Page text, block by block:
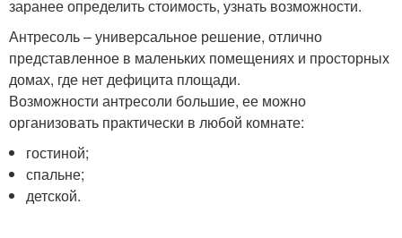
заранее определить стоимость, узнать возможности.
Антресоль – универсальное решение, отлично
представленное в маленьких помещениях и просторных
домах, где нет дефицита площади.
Возможности антресоли большие, ее можно
организовать практически в любой комнате:
гостиной;
спальне;
детской.